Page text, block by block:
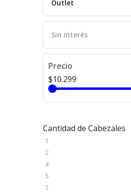
Outlet
Sin interés
Precio
$10.299
Cantidad de Cabezales
1
2
4
5
7